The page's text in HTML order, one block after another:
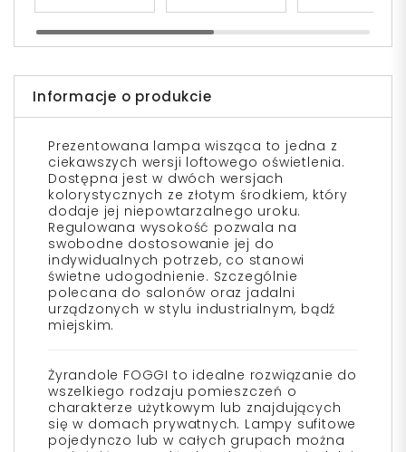
Informacje o produkcie
Prezentowana lampa wisząca to jedna z
ciekawszych wersji loftowego oświetlenia.
Dostępna jest w dwóch wersjach
kolorystycznych ze złotym środkiem, który
dodaje jej niepowtarzalnego uroku.
Regulowana wysokość pozwala na
swobodne dostosowanie jej do
indywidualnych potrzeb, co stanowi
świetne udogodnienie. Szczególnie
polecana do salonów oraz jadalni
urządzonych w stylu industrialnym, bądź
miejskim.
Żyrandole FOGGI to idealne rozwiązanie do
wszelkiego rodzaju pomieszczeń o
charakterze użytkowym lub znajdujących
się w domach prywatnych. Lampy sufitowe
pojedynczo lub w całych grupach można